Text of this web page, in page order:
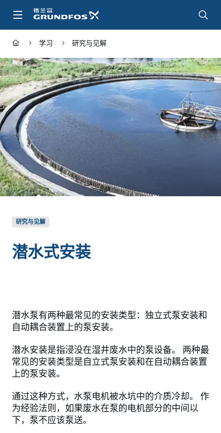
内
容
学习 研究与见解
研究与见解
潜水式安装
潜水泵有两种最常见的安装类型：独立式泵安装和
自动耦合装置上的泵安装。
潜水安装是指浸没在湿井废水中的泵设备。 两种最
常见的安装类型是自立式泵安装和在自动耦合装置
上的泵安装。
通过这种方式，水泵电机被水坑中的介质冷却。 作
为经验法则，如果废水在泵的电机部分的中间以
下，泵不应该泵送。